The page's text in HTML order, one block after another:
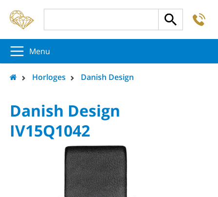
Menu
Horloges Danish Design
Danish Design
IV15Q1042